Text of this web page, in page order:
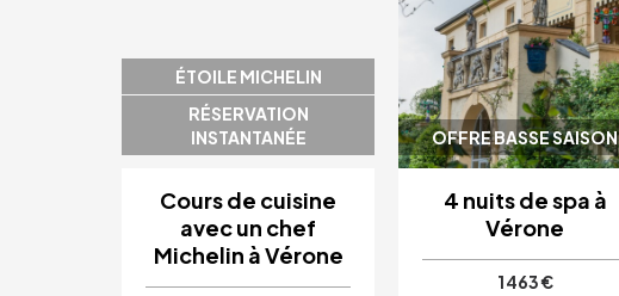
ÉTOILE MICHELIN
RÉSERVATION
INSTANTANÉE
Cours de cuisine
avec un chef
Michelin à Vérone
OFFRE BASSE SAISON
4 nuits de spa à
Vérone
1 463 €